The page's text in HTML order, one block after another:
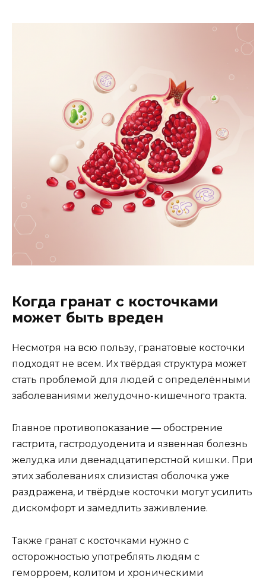
Когда гранат с косточками
может быть вреден
Несмотря на всю пользу, гранатовые косточки
подходят не всем. Их твёрдая структура может
стать проблемой для людей с определёнными
заболеваниями желудочно-кишечного тракта.
Главное противопоказание — обострение
гастрита, гастродуоденита и язвенная болезнь
желудка или двенадцатиперстной кишки. При
этих заболеваниях слизистая оболочка уже
раздражена, и твёрдые косточки могут усилить
дискомфорт и замедлить заживление.
Также гранат с косточками нужно с
осторожностью употреблять людям с
геморроем, колитом и хроническими